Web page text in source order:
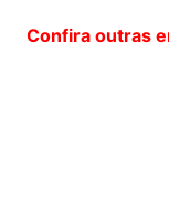
Confira outras